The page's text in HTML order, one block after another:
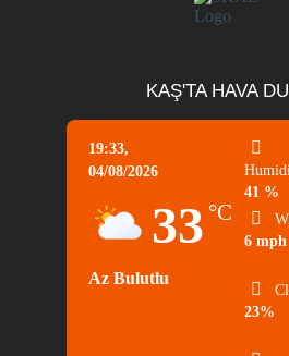
KAŞ'TA HAVA
19:33,
04/08/2026
33 °C
Az Bulutlu
41 %
6 mph
23%